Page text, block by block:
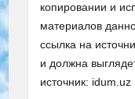
копировании и
материалов
ссылка на
и должна
источник: idum.uz